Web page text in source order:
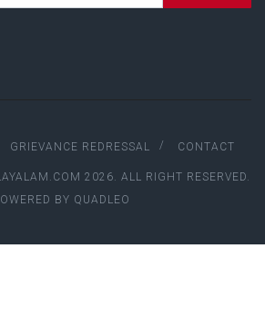
GRIEVANCE REDRESSAL CONTACT
2026. ALL RIGHT RESERVED.
BY QUADLEO